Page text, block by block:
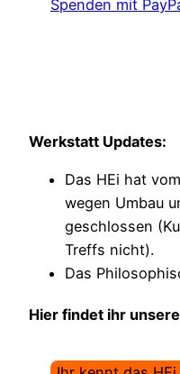
Spenden mit
Werkstatt Updates:
Das HEi hat
wegen Umbau
geschlossen
Treffs nicht).
Das
Hier findet ihr unsere